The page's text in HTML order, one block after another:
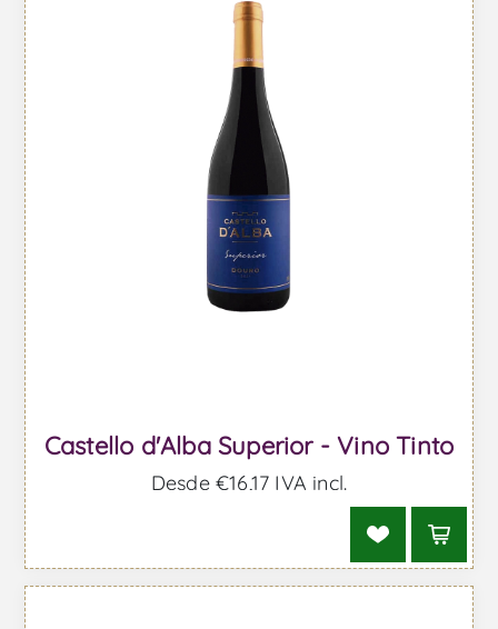
Castello d'Alba Superior - Vino Tinto
Desde €16,17 IVA incl.